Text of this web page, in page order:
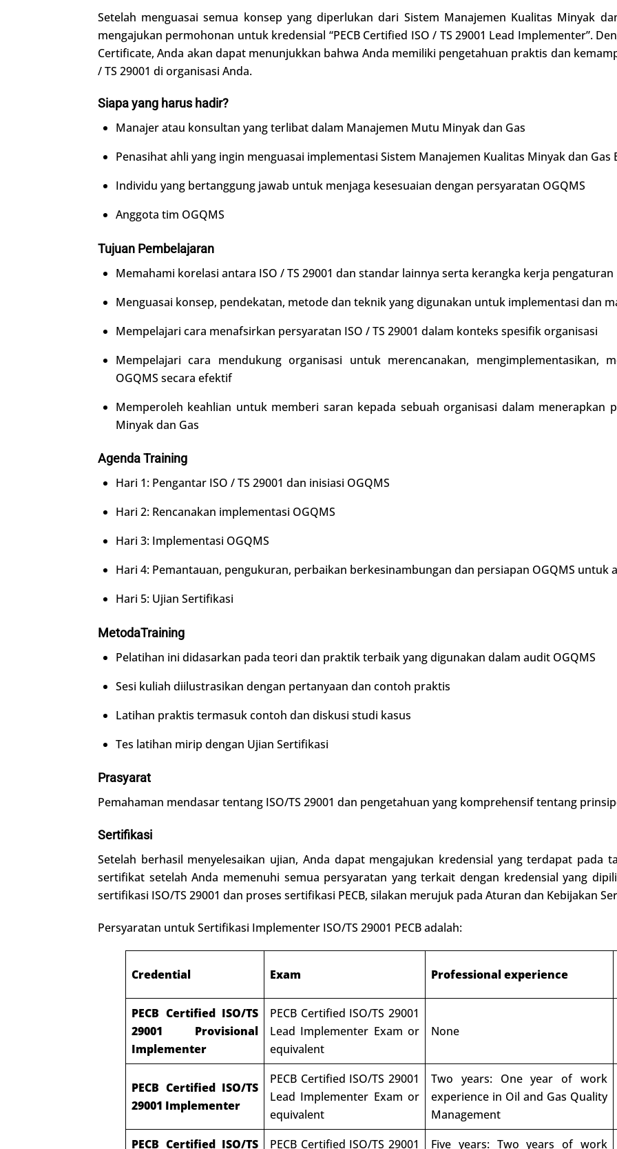
Setelah menguasai semua konsep yang diperlukan dari Sistem Manajemen Kualitas Minyak
mengajukan permohonan untuk kredensial “PECB Certified ISO / TS 29001 Lead Implementer”.
Certificate, Anda akan dapat menunjukkan bahwa Anda memiliki pengetahuan praktis dan
/ TS 29001 di organisasi Anda.
Siapa yang harus hadir?
Manajer atau konsultan yang terlibat dalam Manajemen Mutu Minyak dan Gas
Penasihat ahli yang ingin menguasai implementasi Sistem Manajemen Kualitas Minyak dan Gas
Individu yang bertanggung jawab untuk menjaga kesesuaian dengan persyaratan OGQMS
Anggota tim OGQMS
Tujuan Pembelajaran
Memahami korelasi antara ISO / TS 29001 dan standar lainnya serta kerangka kerja pengaturan
Menguasai konsep, pendekatan, metode dan teknik yang digunakan untuk implementasi dan
Mempelajari cara menafsirkan persyaratan ISO / TS 29001 dalam konteks spesifik organisasi
Mempelajari cara mendukung organisasi untuk merencanakan, mengimplementasikan,
OGQMS secara efektif
Memperoleh keahlian untuk memberi saran kepada sebuah organisasi dalam menerapkan
Minyak dan Gas
AgendaTraining
Hari 1: Pengantar ISO / TS 29001 dan inisiasi OGQMS
Hari 2: Rencanakan implementasi OGQMS
Hari 3: Implementasi OGQMS
Hari 4: Pemantauan, pengukuran, perbaikan berkesinambungan dan persiapan OGQMS untuk
Hari 5: Ujian Sertifikasi
MetodaTraining
Pelatihan ini didasarkan pada teori dan praktik terbaik yang digunakan dalam audit OGQMS
Sesi kuliah diilustrasikan dengan pertanyaan dan contoh praktis
Latihan praktis termasuk contoh dan diskusi studi kasus
Tes latihan mirip dengan Ujian Sertifikasi
Prasyarat
Pemahaman mendasar tentang ISO/TS 29001 dan pengetahuan yang komprehensif tentang
Sertifikasi
Setelah berhasil menyelesaikan ujian, Anda dapat mengajukan kredensial yang terdapat pada
sertifikat setelah Anda memenuhi semua persyaratan yang terkait dengan kredensial yang
sertifikasi ISO/TS 29001 dan proses sertifikasi PECB, silakan merujuk pada Aturan dan Kebijakan
Persyaratan untuk Sertifikasi Implementer ISO/TS 29001 PECB adalah:
Credential Exam Professional experience
PECB Certified ISO/TS
29001 Provisional
Implementer
PECB Certified ISO/TS 29001
Lead Implementer Exam or
equivalent
None
PECB Certified ISO/TS
29001 Implementer
PECB Certified ISO/TS 29001
Lead Implementer Exam or
equivalent
Two years: One year of work
experience in Oil and Gas Quality
Management
PECB Certified ISO/TS
PECB Certified ISO/TS 29001 Five years: Two years of work